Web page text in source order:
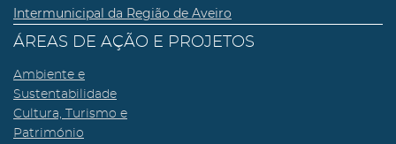
Intermunicipal da Região de Aveiro
ÁREAS DE AÇÃO E PROJETOS
Ambiente e
Sustentabilidade
Cultura, Turismo e
Património